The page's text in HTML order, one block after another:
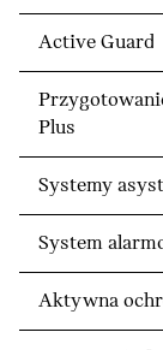
Active Guard
Plus
Systemy
System
Aktywna